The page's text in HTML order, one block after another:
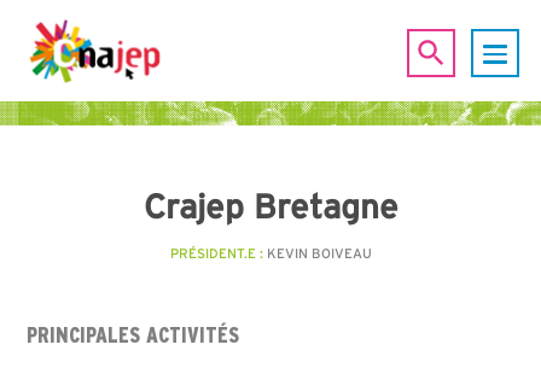
Crajep Bretagne
PRÉSIDENT.E :KEVIN BOIVEAU
PRINCIPALES ACTIVITÉS